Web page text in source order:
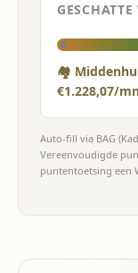
0
🏘
€1.228,07/
Auto-fill via BAG
Vereenvoudigde
puntentoetsing een